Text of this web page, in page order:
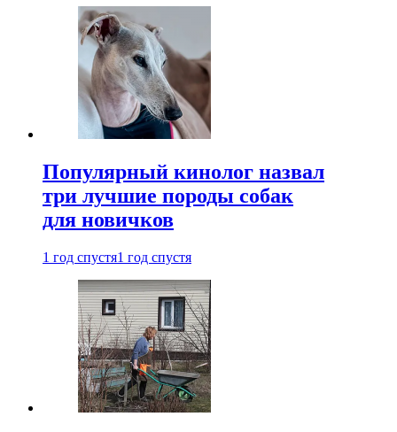
Популярный кинолог назвал
три лучшие породы собак
для новичков
1 год спустя1 год спустя